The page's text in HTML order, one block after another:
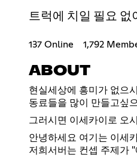
트럭에 치일 필요 없
137 Online 1,792
ABOUT
현실세상에 흥미가 없으
동료들을 많이 만들고싶
그러시면 이세카이로 오
안녕하세요 여기는 이세
저희서버는 컨셉 주제가